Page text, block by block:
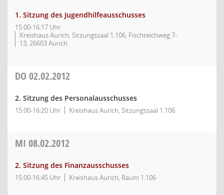
1. Sitzung des Jugendhilfeausschusses
15:00-16:17 Uhr
Kreishaus Aurich, Sitzungssaal 1.106, Fischteichweg 7-
13, 26603 Aurich
DO 02.02.2012
2. Sitzung des Personalausschusses
15:00-16:20 Uhr Kreishaus Aurich, Sitzungssaal 1.106
MI 08.02.2012
2. Sitzung des Finanzausschusses
15:00-16:45 Uhr Kreishaus Aurich, Raum 1.106